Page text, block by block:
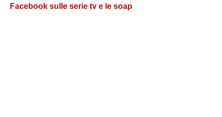
Facebook sulle serie tv e le soap